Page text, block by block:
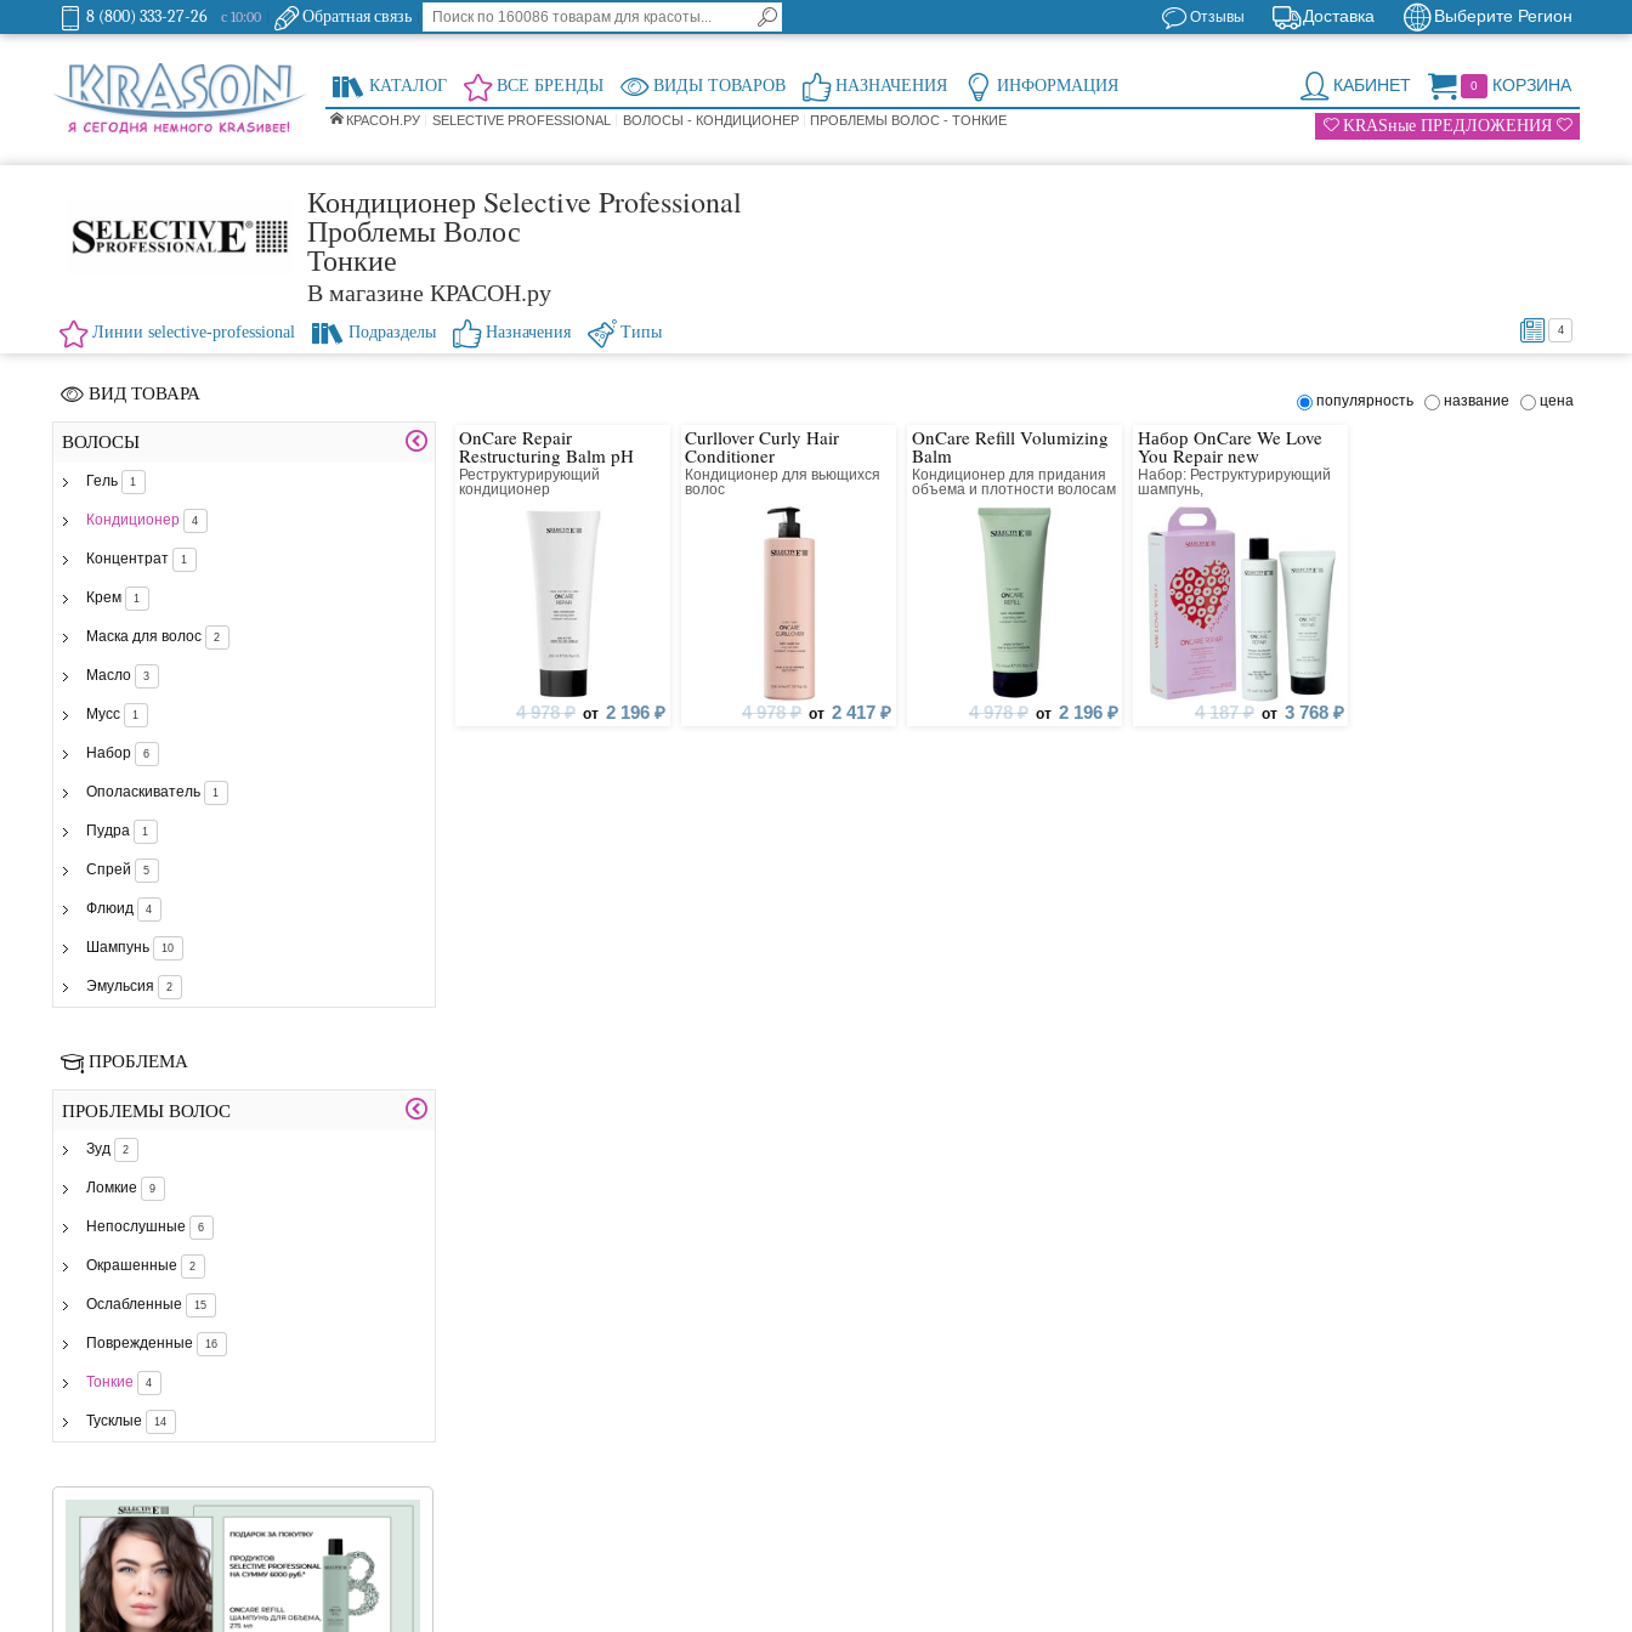
8 (800) 333-27-26 с 10:00 Обратная связь Выберите Регион
Доставка
Отзывы
0 КОРЗИНА
КАБИНЕТ
КАТАЛОГ ВСЕ БРЕНДЫ ВИДЫ ТОВАРОВ НАЗНАЧЕНИЯ ИНФОРМАЦИЯ
КРАСОН.РУ SELECTIVE PROFESSIONAL ВОЛОСЫ - КОНДИЦИОНЕР ПРОБЛЕМЫ ВОЛОС - ТОНКИЕ KRASные ПРЕДЛОЖЕНИЯ
Кондиционер Selective Professional
Проблемы Волос
Тонкие
В магазине КРАСОН.ру
4
Линии selective-professional Подразделы Назначения Типы
ВИД ТОВАРА
ВОЛОСЫ
Гель 1
Кондиционер 4
Концентрат 1
Крем 1
Маска для волос 2
Масло 3
Мусс 1
Набор 6
Ополаскиватель 1
Пудра 1
Спрей 5
Флюид 4
Шампунь 10
Эмульсия 2
ПРОБЛЕМА
ПРОБЛЕМЫ ВОЛОС
Зуд 2
Ломкие 9
Непослушные 6
Окрашенные 2
Ослабленные 15
Поврежденные 16
Тонкие 4
Тусклые 14
популярность название цена
OnCare Repair
Restructuring Balm pH
3.0-4.5
Реструктурирующий
кондиционер
4 978 ₽ от 2 196 ₽
Curllover Curly Hair
Conditioner
Кондиционер для вьющихся
волос
4 978 ₽ от 2 417 ₽
OnCare Refill Volumizing
Balm
Кондиционер для придания
объема и плотности волосам
4 978 ₽ от 2 196 ₽
Набор OnCare We Love
You Repair new
Набор: Реструктурирующий
шампунь,
реструктурирующий
кондиционер
4 187 ₽ от 3 768 ₽